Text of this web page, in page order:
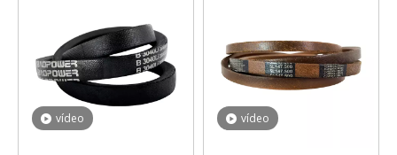
vídeo vídeo